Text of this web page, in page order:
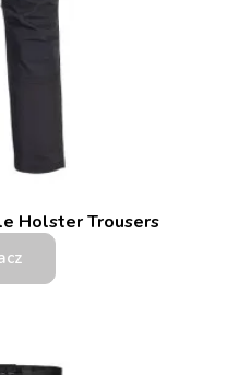
Holster Trousers